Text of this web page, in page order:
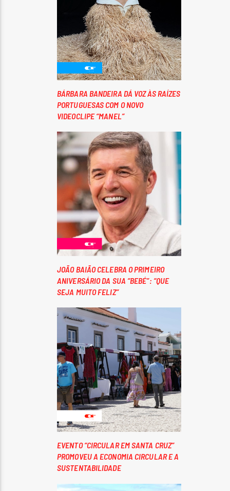
BÁRBARA BANDEIRA DÁ VOZ ÀS RAÍZES
PORTUGUESAS COM O NOVO
VIDEOCLIPE “MANEL”
JOÃO BAIÃO CELEBRA O PRIMEIRO
ANIVERSÁRIO DA SUA “BEBÉ”: “QUE
SEJA MUITO FELIZ”
EVENTO “CIRCULAR EM SANTA CRUZ”
PROMOVEU A ECONOMIA CIRCULAR E A
SUSTENTABILIDADE